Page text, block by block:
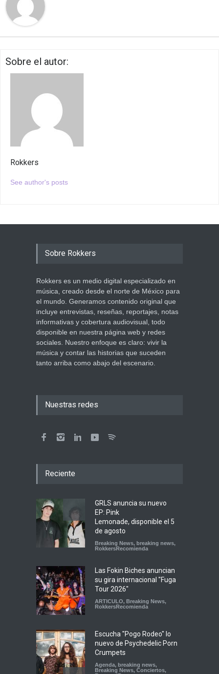
Sobre el autor:
Rokkers
See author's posts
Sobre Rokkers
Rokkers es un medio digital especializado en
música, creado desde el norte de México para
el mundo. Generamos contenido original que
incluye entrevistas, reseñas, reportajes, notas
informativas y cobertura audiovisual, todo
disponible en nuestra página web y redes
sociales. Nuestro enfoque es claro: vivir la
música y contar las historias que suceden
tanto arriba como abajo del escenario.
Nuestras redes
Reciente
GRLS anuncia su nuevo
EP: Pink
Lemonade, disponible el 5
de agosto
Breaking News, breaking news,
RokkersRecomienda
Las Fokin Biches anuncian
su gira internacional "Fuga
Tour 2026"
ARTICULO, Breaking News,
RokkersRecomienda
Escucha "Pogo Rodeo" lo
nuevo de Psychedelic Porn
Crumpets
Agenda, breaking news,
Breaking News, Conciertos,